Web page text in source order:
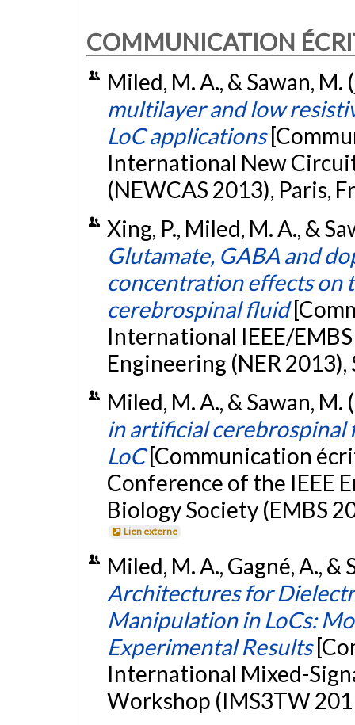
COMMUNICATION
Miled, M. A., & Sawan,
multilayer and low
LoC applications
International New
(NEWCAS 2013), Paris,
Xing, P., Miled, M. A., &
Glutamate, GABA and
concentration effects on
cerebrospinal fluid
International IEEE/
Engineering (NER 2013),
Miled, M. A., & Sawan,
in artificial
LoC [Communication
Conference of the IEEE
Biology Society (EMBS
Lien externe
Miled, M. A., Gagné, A.,
Architectures for
Manipulation in LoCs:
Experimental Results
International Mixed-
Workshop (IMS3TW